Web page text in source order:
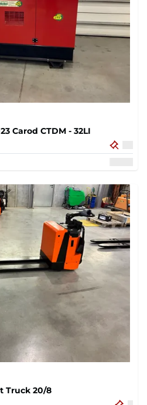
Carod CTDM - 32LI
Truck 20/8